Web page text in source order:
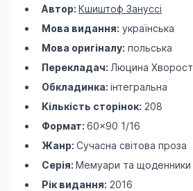
Автор: Кшиштоф Зануссі
Мова видання: українська
Мова оригіналу: польська
Перекладач: Люцина Хворост
Обкладинка: інтегральна
Кількість сторінок: 208
Формат: 60×90 1/16
Жанр: Сучасна світова проза
Серія: Мемуари та щоденники
Рік видання: 2016